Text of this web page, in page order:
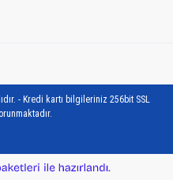
- Kredi kartı bilgileriniz 256bit SSL
e-